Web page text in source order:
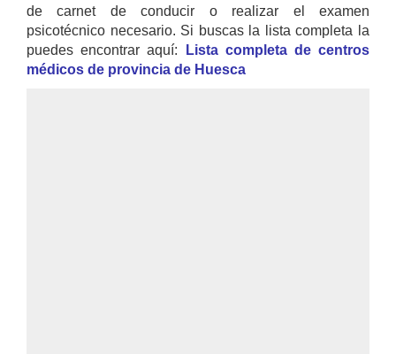
de carnet de conducir o realizar el examen
psicotécnico necesario. Si buscas la lista completa la
puedes encontrar aquí:
Lista completa de centros
médicos de provincia de Huesca